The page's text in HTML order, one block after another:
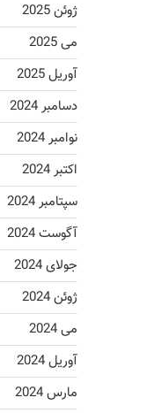
ژوئن 2025
می 2025
آوریل 2025
دسامبر 2024
نوامبر 2024
اکتبر 2024
سپتامبر 2024
آگوست 2024
جولای 2024
ژوئن 2024
می 2024
آوریل 2024
مارس 2024